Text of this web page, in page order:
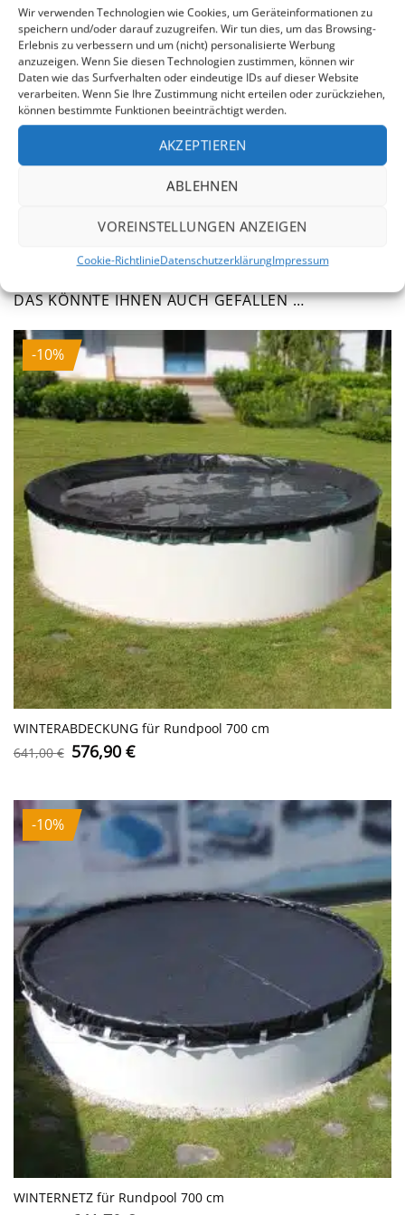
Wir verwenden Technologien wie Cookies, um Geräteinformationen zu
speichern und/oder darauf zuzugreifen. Wir tun dies, um das Browsing-
Erlebnis zu verbessern und um (nicht) personalisierte Werbung
anzuzeigen. Wenn Sie diesen Technologien zustimmen, können wir
Daten wie das Surfverhalten oder eindeutige IDs auf dieser Website
verarbeiten. Wenn Sie Ihre Zustimmung nicht erteilen oder zurückziehen,
können bestimmte Funktionen beeinträchtigt werden.
AKZEPTIEREN
ABLEHNEN
VOREINSTELLUNGEN ANZEIGEN
Cookie-RichtlinieDatenschutzerklärungImpressum
LINKS
Sicherheitsnetzes beachten?
DAS KÖNNTE IHNEN AUCH GEFALLEN …
-10%
WINTERABDECKUNG für Rundpool 700 cm
641,00€ Ursprünglicher
Preis
641,00 €
576,90 €Aktueller
576,90 €.
-10%
WINTERNETZ für Rundpool 700 cm